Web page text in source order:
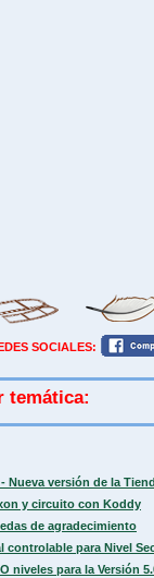
SOCIALES:
temática:
Nueva versión de la
y circuito con Koddy
de agradecimiento
controlable para Nivel
niveles para la Versión